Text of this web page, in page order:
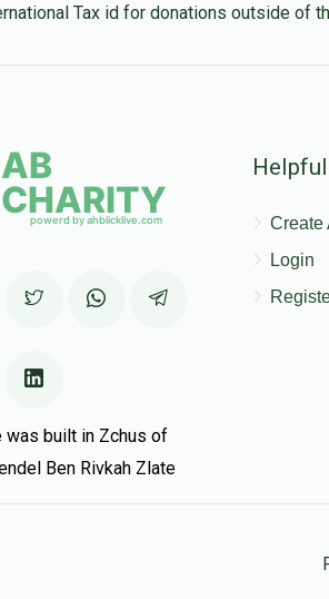
Tax id for donations outside of
built in Zchus of
Ben Rivkah Zlate
Create
Login